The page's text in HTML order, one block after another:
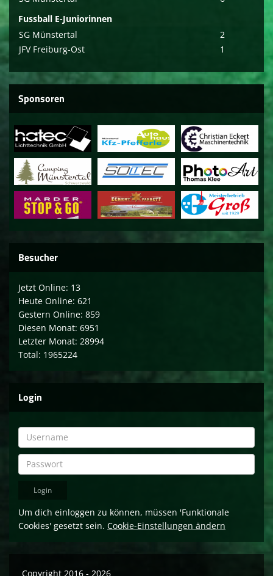
Fussball E-Juniorinnen
SG Münstertal
2
JFV Freiburg-Ost
1
Sponsoren
Besucher
Jetzt Online: 13
Heute Online: 621
Gestern Online: 859
Diesen Monat: 6951
Letzter Monat: 28994
Total: 1965224
Login
Um dich einloggen zu können, müssen 'Funktionale
Cookies' gesetzt sein. Cookie-Einstellungen ändern
Copyright 2016 - 2026